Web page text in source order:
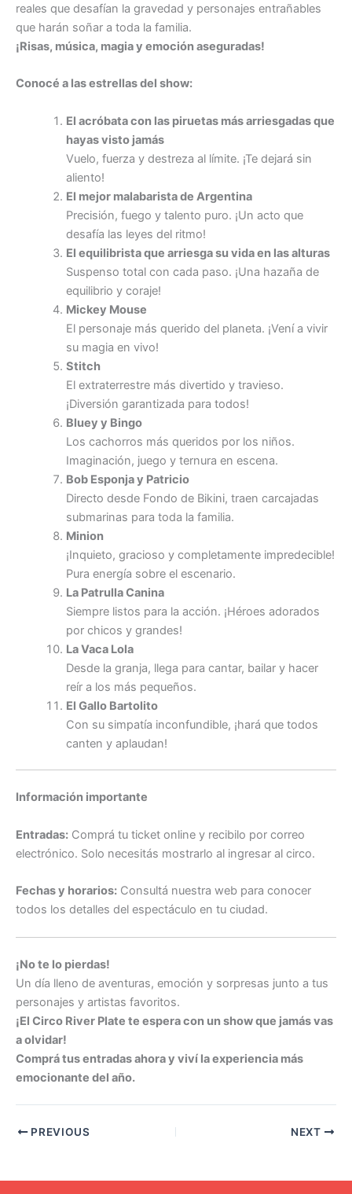
reales que desafían la gravedad y personajes entrañables
que harán soñar a toda la familia.
¡Risas, música, magia y emoción aseguradas!
Conocé a las estrellas del show:
El acróbata con las piruetas más arriesgadas que
hayas visto jamás
Vuelo, fuerza y destreza al límite. ¡Te dejará sin
aliento!
El mejor malabarista de Argentina
Precisión, fuego y talento puro. ¡Un acto que
desafía las leyes del ritmo!
El equilibrista que arriesga su vida en las alturas
Suspenso total con cada paso. ¡Una hazaña de
equilibrio y coraje!
Mickey Mouse
El personaje más querido del planeta. ¡Vení a vivir
su magia en vivo!
Stitch
El extraterrestre más divertido y travieso.
¡Diversión garantizada para todos!
Bluey y Bingo
Los cachorros más queridos por los niños.
Imaginación, juego y ternura en escena.
Bob Esponja y Patricio
Directo desde Fondo de Bikini, traen carcajadas
submarinas para toda la familia.
Minion
¡Inquieto, gracioso y completamente impredecible!
Pura energía sobre el escenario.
La Patrulla Canina
Siempre listos para la acción. ¡Héroes adorados
por chicos y grandes!
La Vaca Lola
Desde la granja, llega para cantar, bailar y hacer
reír a los más pequeños.
El Gallo Bartolito
Con su simpatía inconfundible, ¡hará que todos
canten y aplaudan!
Información importante
Entradas: Comprá tu ticket online y recibilo por correo
electrónico. Solo necesitás mostrarlo al ingresar al circo.
Fechas y horarios: Consultá nuestra web para conocer
todos los detalles del espectáculo en tu ciudad.
¡No te lo pierdas!
Un día lleno de aventuras, emoción y sorpresas junto a tus
personajes y artistas favoritos.
¡El Circo River Plate te espera con un show que jamás vas
a olvidar!
Comprá tus entradas ahora y viví la experiencia más
emocionante del año.
PREVIOUS NEXT